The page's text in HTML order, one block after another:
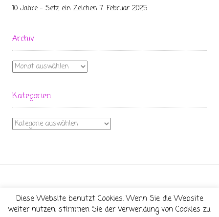
10 Jahre – Setz ein Zeichen 7. Februar 2025
Archiv
Archiv
Kategorien
Kategorien
Theme:Conicaby Kaira
Diese Website benutzt Cookies. Wenn Sie die Website
weiter nutzen, stimmen Sie der Verwendung von Cookies zu.